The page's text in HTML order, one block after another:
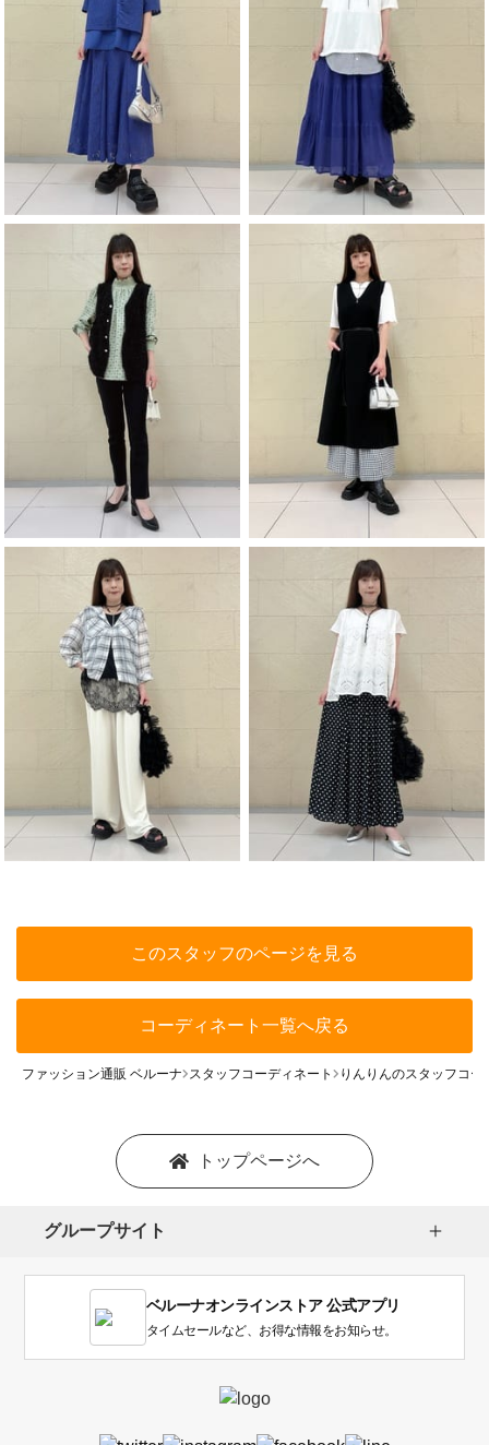
このスタッフのページを見る
コーディネート一覧へ戻る
ファッション通販 ベルーナ スタッフコーディネート りんりんのスタッフコー
トップページへ
グループサイト
ベルーナオンラインストア 公式アプリ
タイムセールなど、お得な情報をお知らせ。